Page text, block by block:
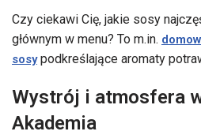
Czy ciekawi Cię, jakie sosy
głównym w menu? To m.in.
sosypodkreślające aromaty
Wystrój i atmosfera
Akademia